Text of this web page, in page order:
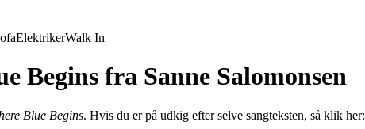
ElektrikerWalk In
Begins fra Sanne Salomonsen
Blue Begins. Hvis du er på udkig efter selve sangteksten, så klik her: